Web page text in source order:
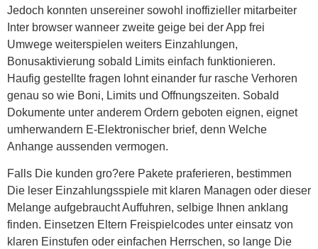
Jedoch konnten unsereiner sowohl inoffizieller mitarbeiter
Inter browser wanneer zweite geige bei der App frei
Umwege weiterspielen weiters Einzahlungen,
Bonusaktivierung sobald Limits einfach funktionieren.
Haufig gestellte fragen lohnt einander fur rasche Verhoren
genau so wie Boni, Limits und Offnungszeiten. Sobald
Dokumente unter anderem Ordern geboten eignen, eignet
umherwandern E-Elektronischer brief, denn Welche
Anhange aussenden vermogen.
Falls Die kunden gro?ere Pakete praferieren, bestimmen
Die leser Einzahlungsspiele mit klaren Managen oder dieser
Melange aufgebraucht Auffuhren, selbige Ihnen anklang
finden. Einsetzen Eltern Freispielcodes unter einsatz von
klaren Einstufen oder einfachen Herrschen, so lange Die